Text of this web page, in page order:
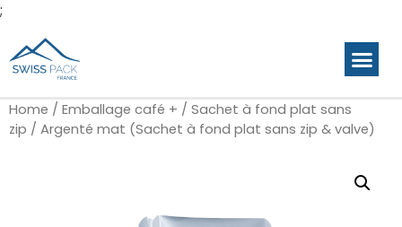
;
Home / Emballage café + / Sachet à fond plat sans
zip / Argenté mat (Sachet à fond plat sans zip & valve)